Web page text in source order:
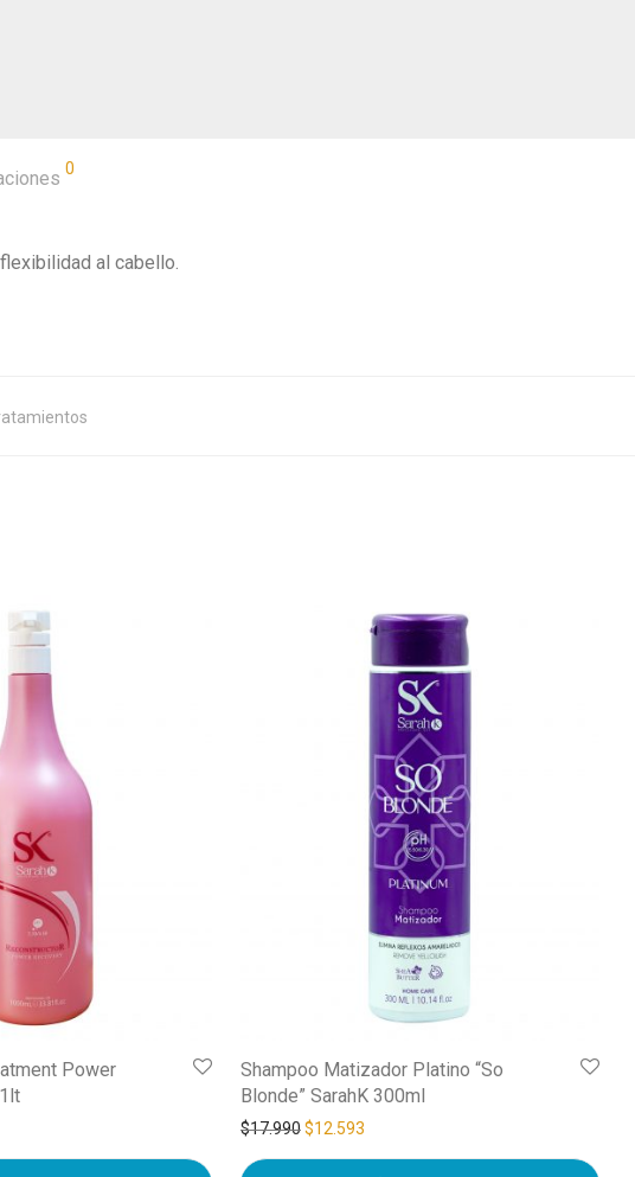
0
al cabello.
Power
Shampoo Matizador Platino “So
Blonde” SarahK 300ml
$17.990$12.593